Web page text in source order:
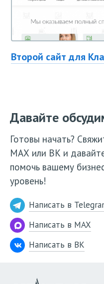
Второй сайт для
Давайте
Готовы начать?
МАХ или ВК и
помочь вашему
уровень!
Написать в
Написать в MAX
Написать в ВК